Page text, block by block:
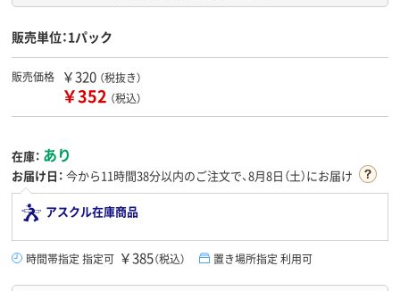
販売単位：1パック
販売価格 ￥320 （税抜き）
￥352 （税込）
在庫： あり
お届け日： 今から11時間38分以内のご注文で、8月8日（土）にお届け
アスクル在庫商品
時間帯指定 指定可 ￥385（税込） 置き場所指定 利用可